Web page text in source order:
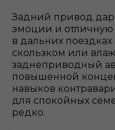
Задний привод
эмоции и отличную
в дальних
скользком или
заднеприводный
повышенной
навыков
для спокойных
редко.